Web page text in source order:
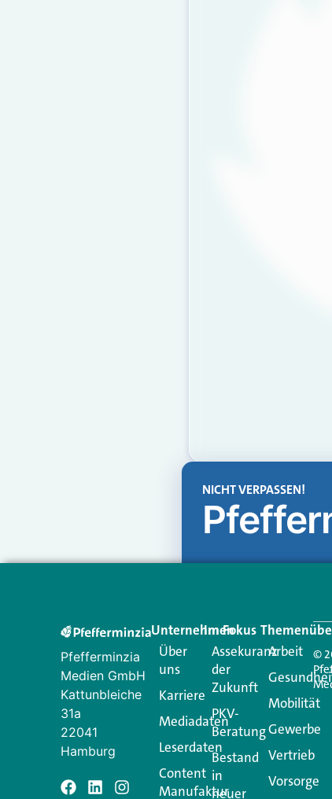
NICHT VERPASSEN!
Pfefferminzia
Medien GmbH
Kattunbleiche
31a
22041
Hamburg
Unternehmen
Über
uns
Karriere
Mediadaten
Leserdaten
Content
Manufaktur
Im Fokus
Assekuranz
der
Zukunft
PKV-
Beratung
Bestand
in
neuer
Arbeit
Mobilität
Gewerbe
Vertrieb
Vorsorge
©